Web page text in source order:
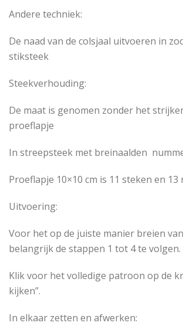
Andere techniek:
De naad van de colsjaal uitvoeren in
stiksteek
Steekverhouding:
De maat is genomen zonder het
proeflapje
In streepsteek met breinaalden
Proeflapje 10×10 cm is 11 steken en 13
Uitvoering:
Voor het op de juiste manier breien
belangrijk de stappen 1 tot 4 te volgen.
Klik voor het volledige patroon op de
kijken”.
In elkaar zetten en afwerken: